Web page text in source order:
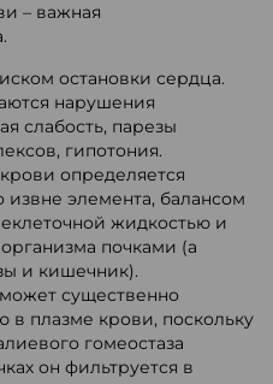
– важная
остановки сердца.
нарушения
слабость, парезы
гипотония.
определяется
элемента, балансом
жидкостью и
почками (а
и кишечник).
существенно
в плазме крови, поскольку
гомеостаза
он фильтруется в